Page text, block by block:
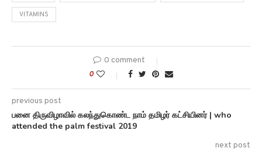
VITAMINS
0 comment
0
previous post
பனை திருவிழாவில் கலந்துகொண்ட நாம் தமிழர் கட்சியினர் | who
attended the palm festival 2019
next post